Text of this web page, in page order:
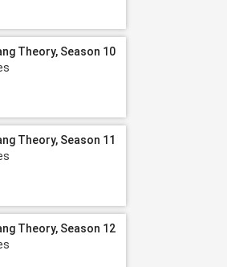
Theory, Season 10
Theory, Season 11
Theory, Season 12